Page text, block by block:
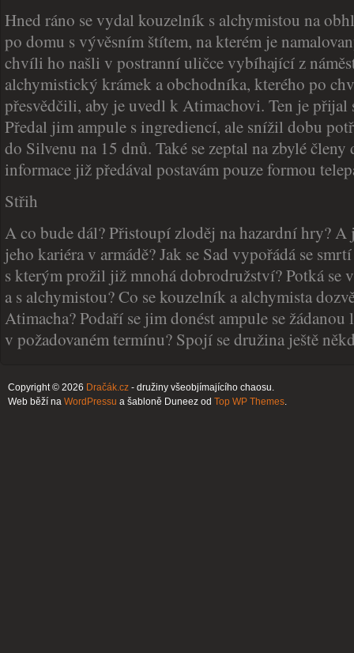
Hned ráno se vydal kouzelník s alchymistou na
po domu s vývěsním štítem, na kterém je
chvíli ho našli v postranní uličce vybíhající z
alchymistický krámek a obchodníka, kterého po
přesvědčili, aby je uvedl k Atimachovi. Ten je přijal
Předal jim ampule s ingrediencí, ale snížil dobu
do Silvenu na 15 dnů. Také se zeptal na zbylé
informace již předával postavám pouze formou
Střih
A co bude dál? Přistoupí zloděj na hazardní hry? A
jeho kariéra v armádě? Jak se Sad vypořádá se
s kterým prožil již mnohá dobrodružství? Potká se
a s alchymistou? Co se kouzelník a alchymista
Atimacha? Podaří se jim donést ampule se
v požadovaném termínu? Spojí se družina ještě
Copyright © 2026 Dračák.cz - družiny všeobjímajícího chaosu.
Web běží na WordPressu a šabloně Duneez od Top WP Themes.